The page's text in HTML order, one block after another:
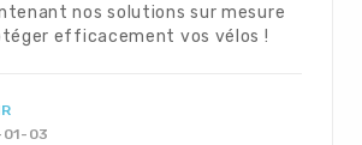
nos solutions sur mesure
efficacement vos vélos !
03